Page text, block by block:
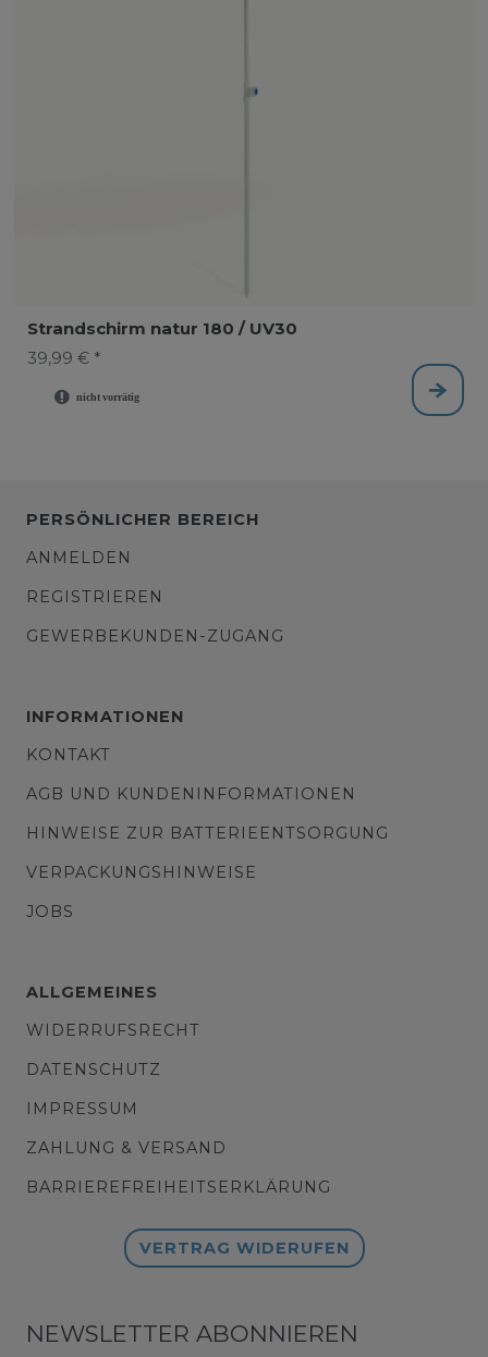
Strandschirm natur 180 / UV30
39,99 € *
PERSÖNLICHER BEREICH
ANMELDEN
REGISTRIEREN
GEWERBEKUNDEN-ZUGANG
INFORMATIONEN
KONTAKT
AGB UND KUNDENINFORMATIONEN
HINWEISE ZUR BATTERIEENTSORGUNG
VERPACKUNGSHINWEISE
JOBS
ALLGEMEINES
WIDERRUFSRECHT
DATENSCHUTZ
IMPRESSUM
ZAHLUNG & VERSAND
BARRIEREFREIHEITSERKLÄRUNG
VERTRAG WIDERUFEN
NEWSLETTER ABONNIEREN